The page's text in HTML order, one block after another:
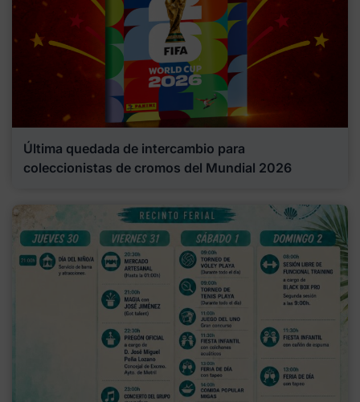
Última quedada de intercambio para
coleccionistas de cromos del Mundial 2026